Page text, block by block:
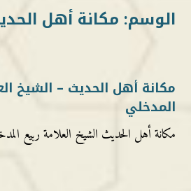
الوسم: مكانة أهل
مكانة أهل الحديث – الشيخ
المدخلي
مكانة أهل الحديث الشيخ العلامة ربيع